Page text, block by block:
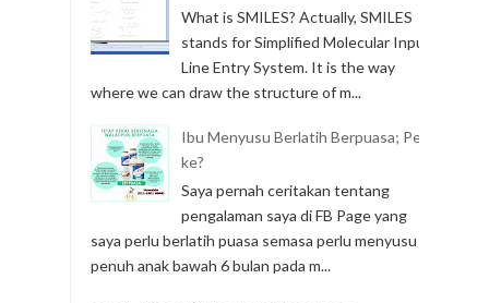
What is SMILES? Actually, SMILES
stands for Simplified Molecular Input
Line Entry System. It is the way
where we can draw the structure of m...
Ibu Menyusu Berlatih Berpuasa; Perlu
ke?
Saya pernah ceritakan tentang
pengalaman saya di FB Page yang
saya perlu berlatih puasa semasa perlu menyusu
penuh anak bawah 6 bulan pada m...